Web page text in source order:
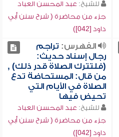
للشيخ: عبد المحسن العباد
جزء من محاضرة ( شرح سنن أبي
داود [042])
الفهرس: تراجم
رجال إسناد حديث:
(فلتترك الصلاة قدر ذلك) ,
من قال: المستحاضة تدع
الصلاة في الأيام التي
تحيض فيها
للشيخ: عبد المحسن العباد
جزء من محاضرة ( شرح سنن أبي
داود [042])